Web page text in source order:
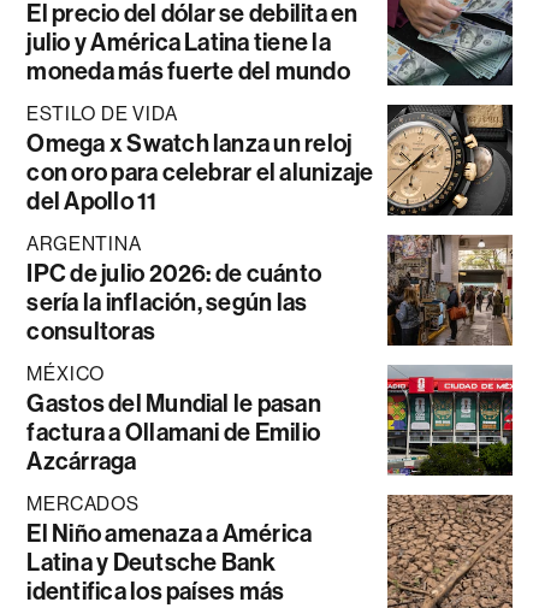
El precio del dólar se debilita en
julio y América Latina tiene la
moneda más fuerte del mundo
ESTILO DE VIDA
Omega x Swatch lanza un reloj
con oro para celebrar el alunizaje
del Apollo 11
ARGENTINA
IPC de julio 2026: de cuánto
sería la inflación, según las
consultoras
MÉXICO
Gastos del Mundial le pasan
factura a Ollamani de Emilio
Azcárraga
MERCADOS
El Niño amenaza a América
Latina y Deutsche Bank
identifica los países más